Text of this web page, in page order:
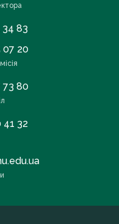
34 83
07 20
73 80
41 32